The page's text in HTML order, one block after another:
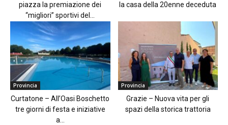
piazza la premiazione dei
“migliori” sportivi del...
la casa della 20enne deceduta
Provincia
Curtatone – All’Oasi Boschetto
tre giorni di festa e iniziative
a...
Provincia
Grazie – Nuova vita per gli
spazi della storica trattoria